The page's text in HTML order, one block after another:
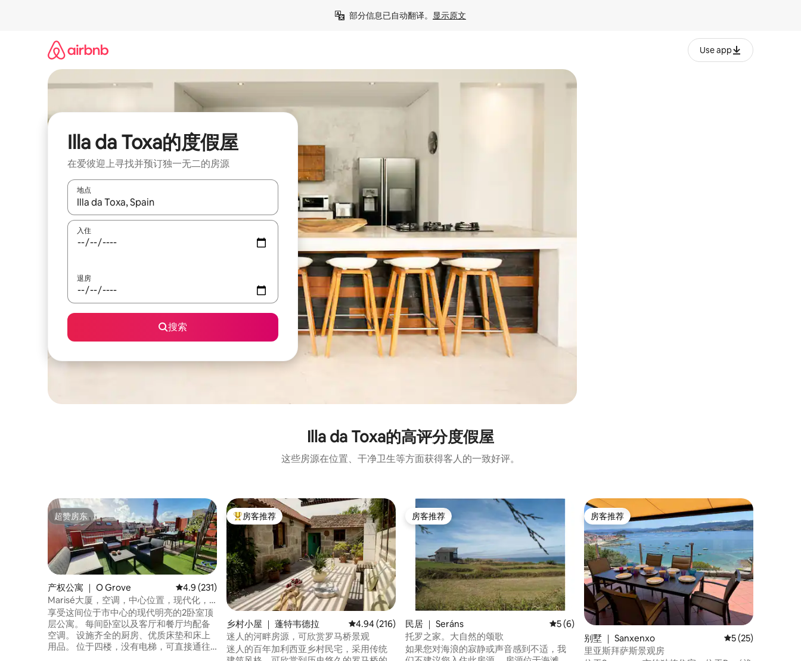
部分信息已自动翻译。 显示原文
Use app
Illa da Toxa的度假屋
在爱彼迎上寻找并预订独一无二的房源
地点
如有搜索结果，请使用上下方向键查看，或通过点击或滑动手势浏览。
入住
退房
搜索
Illa da Toxa的高评分度假屋
这些房源在位置、干净卫生等方面获得客人的一致好评。
超赞房东
超赞房东
产权公寓 ｜ O Grove 平均评分 4.9 分（满分 5 分），共 231 条评价
4.9 (231)
Marisé大厦，空调，中心位置，现代化，
露台……
享受这间位于市中心的现代明亮的2卧室顶
层公寓。 每间卧室以及客厅和餐厅均配备
空调。 设施齐全的厨房、优质床垫和床上
用品。 位于四楼，没有电梯，可直接通往
热门「房客推荐」
房客推荐
乡村小屋 ｜ 蓬特韦德拉 平均评分 4.94 分（满分 5 分），共 216 条评价
4.94 (216)
迷人的河畔房源，可欣赏罗马桥景观
迷人的百年加利西亚乡村民宅，采用传统
房客推荐
房客推荐
民居 ｜ Seráns 平均评分 5 分（满分 5 分），共 6 条评价
5 (6)
托罗之家。大自然的颂歌
如果您对海浪的寂静或声音感到不适，我
房客推荐
房客推荐
别墅 ｜ Sanxenxo 平均评分 5 分（满
5 (25)
里亚斯拜萨斯景观房